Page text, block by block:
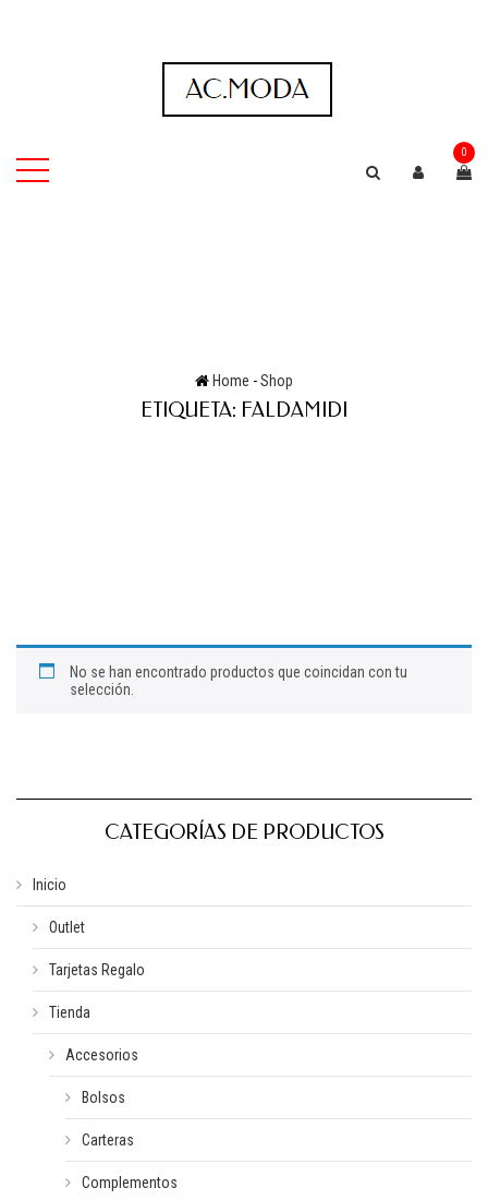
0
Home -Shop
ETIQUETA: FALDAMIDI
No se han encontrado productos que coincidan con tu
selección.
CATEGORÍAS DE PRODUCTOS
Inicio
Outlet
Tarjetas Regalo
Tienda
Accesorios
Bolsos
Carteras
Complementos